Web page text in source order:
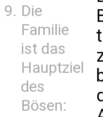
Die
Familie
ist das
Hauptziel
des
Bösen: